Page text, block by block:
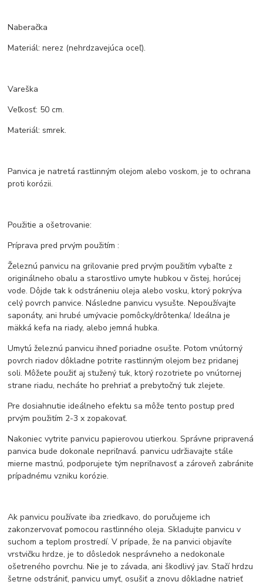
Naberačka
Materiál: nerez (nehrdzavejúca oceľ).
Vareška
Veľkosť: 50 cm.
Materiál: smrek.
Panvica je natretá rastlinným olejom alebo voskom, je to ochrana
proti korózii.
Použitie a ošetrovanie:
Príprava pred prvým použitím :
Železnú panvicu na grilovanie pred prvým použitím vybaľte z
originálneho obalu a starostlivo umyte hubkou v čistej, horúcej
vode. Dôjde tak k odstráneniu oleja alebo vosku, ktorý pokrýva
celý povrch panvice. Následne panvicu vysušte. Nepoužívajte
saponáty, ani hrubé umývacie pomôcky/drôtenka/. Ideálna je
mäkká kefa na riady, alebo jemná hubka.
Umytú železnú panvicu ihneď poriadne osušte. Potom vnútorný
povrch riadov dôkladne potrite rastlinným olejom bez pridanej
soli. Môžete použiť aj stužený tuk, ktorý rozotriete po vnútornej
strane riadu, necháte ho prehriať a prebytočný tuk zlejete.
Pre dosiahnutie ideálneho efektu sa môže tento postup pred
prvým použitím 2-3 x zopakovať.
Nakoniec vytrite panvicu papierovou utierkou. Správne pripravená
panvica bude dokonale nepriľnavá. panvicu udržiavajte stále
mierne mastnú, podporujete tým nepriľnavosť a zároveň zabránite
prípadnému vzniku korózie.
Ak panvicu používate iba zriedkavo, do poručujeme ich
zakonzervovať pomocou rastlinného oleja. Skladujte panvicu v
suchom a teplom prostredí. V prípade, že na panvici objavíte
vrstvičku hrdze, je to dôsledok nesprávneho a nedokonale
ošetreného povrchu. Nie je to závada, ani škodlivý jav. Stačí hrdzu
šetrne odstrániť, panvicu umyť, osušiť a znovu dôkladne natrieť